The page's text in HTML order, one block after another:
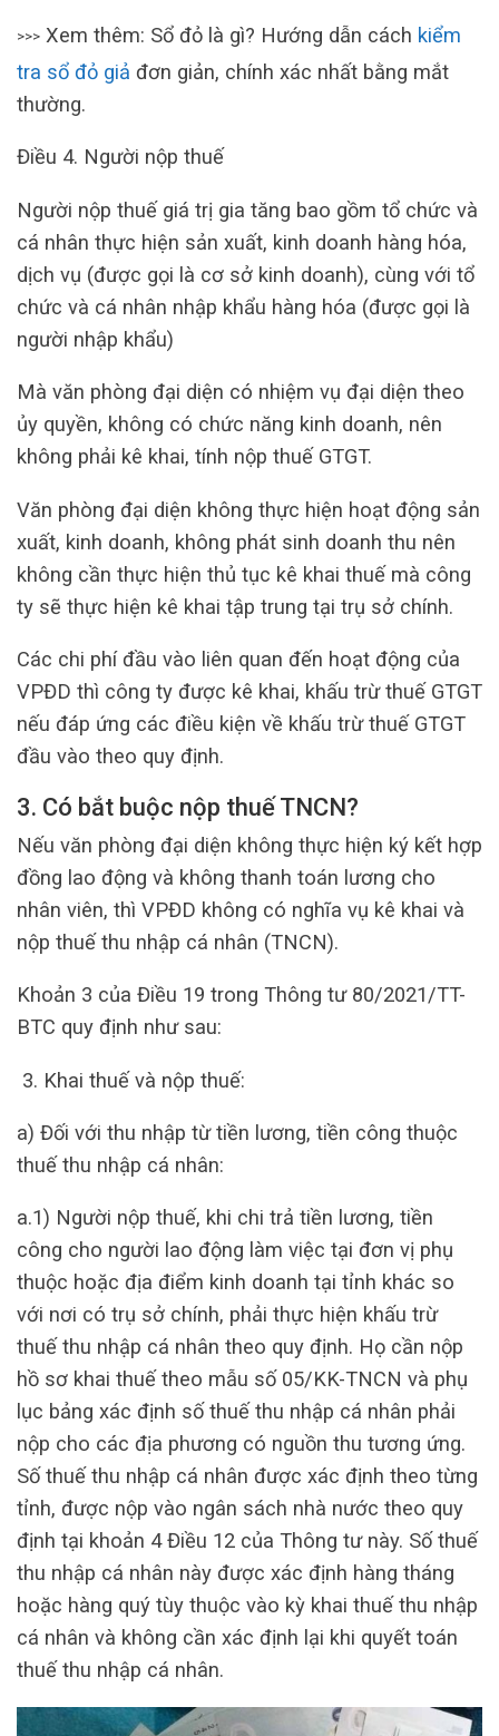
>>> Xem thêm: Sổ đỏ là gì? Hướng dẫn cách kiểm
tra sổ đỏ giả đơn giản, chính xác nhất bằng mắt
thường.
Điều 4. Người nộp thuế
Người nộp thuế giá trị gia tăng bao gồm tổ chức và
cá nhân thực hiện sản xuất, kinh doanh hàng hóa,
dịch vụ (được gọi là cơ sở kinh doanh), cùng với tổ
chức và cá nhân nhập khẩu hàng hóa (được gọi là
người nhập khẩu)
Mà văn phòng đại diện có nhiệm vụ đại diện theo
ủy quyền, không có chức năng kinh doanh, nên
không phải kê khai, tính nộp thuế GTGT.
Văn phòng đại diện không thực hiện hoạt động sản
xuất, kinh doanh, không phát sinh doanh thu nên
không cần thực hiện thủ tục kê khai thuế mà công
ty sẽ thực hiện kê khai tập trung tại trụ sở chính.
Các chi phí đầu vào liên quan đến hoạt động của
VPĐD thì công ty được kê khai, khấu trừ thuế GTGT
nếu đáp ứng các điều kiện về khấu trừ thuế GTGT
đầu vào theo quy định.
3. Có bắt buộc nộp thuế TNCN?
Nếu văn phòng đại diện không thực hiện ký kết hợp
đồng lao động và không thanh toán lương cho
nhân viên, thì VPĐD không có nghĩa vụ kê khai và
nộp thuế thu nhập cá nhân (TNCN).
Khoản 3 của Điều 19 trong Thông tư 80/2021/TT-
BTC quy định như sau:
Khai thuế và nộp thuế:
a) Đối với thu nhập từ tiền lương, tiền công thuộc
thuế thu nhập cá nhân:
a.1) Người nộp thuế, khi chi trả tiền lương, tiền
công cho người lao động làm việc tại đơn vị phụ
thuộc hoặc địa điểm kinh doanh tại tỉnh khác so
với nơi có trụ sở chính, phải thực hiện khấu trừ
thuế thu nhập cá nhân theo quy định. Họ cần nộp
hồ sơ khai thuế theo mẫu số 05/KK-TNCN và phụ
lục bảng xác định số thuế thu nhập cá nhân phải
nộp cho các địa phương có nguồn thu tương ứng.
Số thuế thu nhập cá nhân được xác định theo từng
tỉnh, được nộp vào ngân sách nhà nước theo quy
định tại khoản 4 Điều 12 của Thông tư này. Số thuế
thu nhập cá nhân này được xác định hàng tháng
hoặc hàng quý tùy thuộc vào kỳ khai thuế thu nhập
cá nhân và không cần xác định lại khi quyết toán
thuế thu nhập cá nhân.